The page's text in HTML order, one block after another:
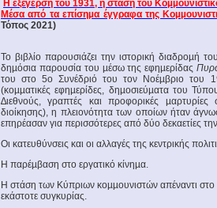
Η εξέγερση του 1931, η στάση του
Mέσα από τα επίσηµα έγγραφα της
Τόπος 2021)
Το βιβλίο παρουσιάζει την ιστορική
δηµόσια παρουσία του µέσω της εφηµερίδας
του στο 5o Συνέδριό του τον Νοέµβριο
(κοµµατικές εφηµερίδες, δηµο­σιεύµατα του
∆ιεθνούς, γραπτές και προφορικές
διοίκησης), η πλειονότητα των οποίων ήταν
επηρέασαν για περισσότερες από δύο δεκαετίες
Οι κατευθύνσεις και οι αλλαγές της κεντρικής
Η παρέµβαση στο εργατικό κίνηµα.
Η στάση των Κύπριων κοµµουνιστών απέναντι στο
εκάστοτε συγκυρίας.